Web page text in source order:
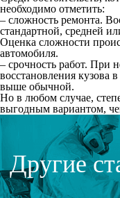
необходимо отметить:
– сложность ремонта.
стандартной, средней
Оценка сложности
автомобиля.
– срочность работ. При
восстановления кузова
выше обычной.
Но в любом случае,
выгодным вариантом,
Другие